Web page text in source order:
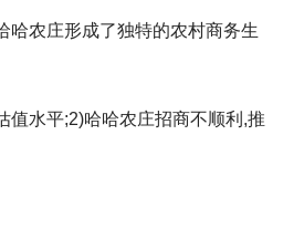
哈农庄形成了独特的农村商务生
值水平;2)哈哈农庄招商不顺利,推